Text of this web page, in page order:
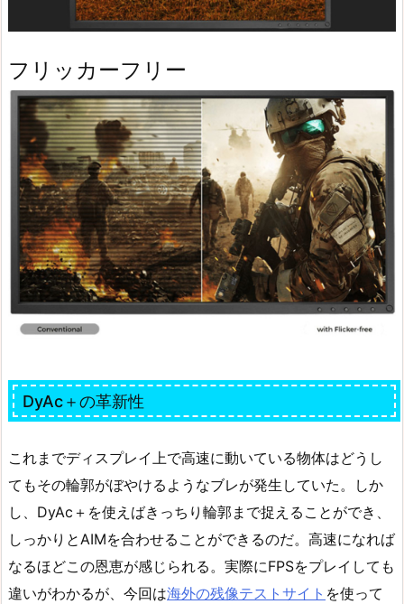
フリッカーフリー
DyAc＋の革新性
これまでディスプレイ上で高速に動いている物体はどうし
てもその輪郭がぼやけるようなブレが発生していた。しか
し、DyAc＋を使えばきっちり輪郭まで捉えることができ、
しっかりとAIMを合わせることができるのだ。高速になれば
なるほどこの恩恵が感じられる。実際にFPSをプレイしても
違いがわかるが、今回は海外の残像テストサイト を使って